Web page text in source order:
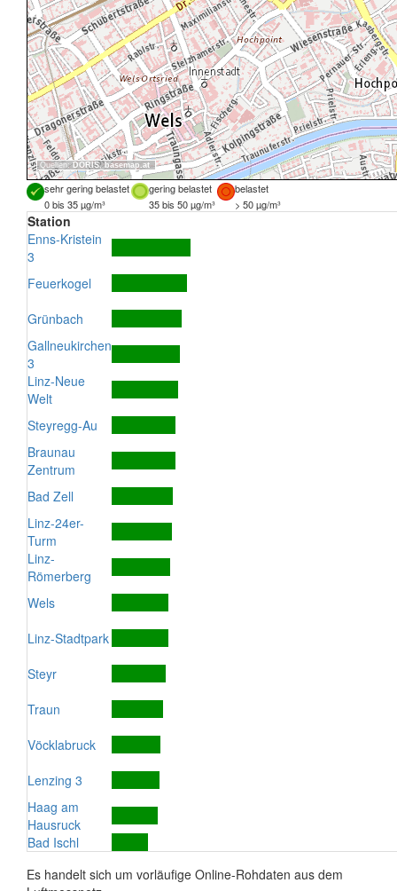
Quellen: DORIS, basemap.at
sehr gering belastet gering belastet
belastet
0 bis 35 µg/m³
35 bis 50 µg/m³ > 50 µg/m³
Station
Enns-Kristein
3
Feuerkogel
Grünbach
Gallneukirchen
3
Linz-Neue
Welt
Steyregg-Au
Braunau
Zentrum
Bad Zell
Linz-24er-
Turm
Linz-
Römerberg
Wels
Linz-Stadtpark
Steyr
Traun
Vöcklabruck
Lenzing 3
Haag am
Hausruck
Bad Ischl
Es handelt sich um vorläufige Online-Rohdaten aus dem